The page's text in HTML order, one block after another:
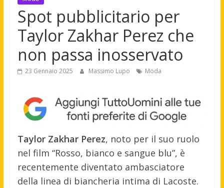
Spot pubblicitario per
Taylor Zakhar Perez che
non passa inosservato
23 Gennaio 2025 Massimo Lupo Moda
Taylor Zakhar Perez, noto per il suo ruolo
nel film “Rosso, bianco e sangue blu”, è
recentemente diventato ambasciatore
della linea di biancheria intima di Lacoste.